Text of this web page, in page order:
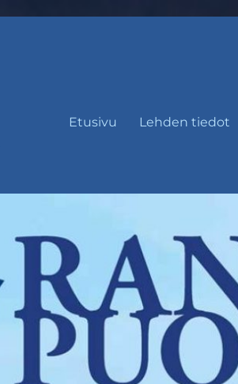
Etusivu Lehden tiedot